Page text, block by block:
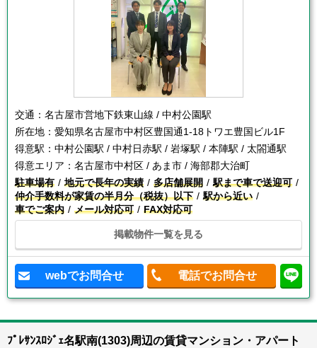
交通： 名古屋市営地下鉄東山線 / 中村公園駅
所在地： 愛知県名古屋市中村区豊国通1-18トワエ豊国ビル1F
得意駅： 中村公園駅 / 中村日赤駅 / 岩塚駅 / 本陣駅 / 太閤通駅
得意エリア： 名古屋市中村区 / あま市 / 海部郡大治町
駐車場有
地元で長年の実績 多店舗展開
駅まで車で送迎可
仲介手数料が家賃の半月分（税抜）以下
駅から近い
車でご案内
メール対応可 FAX対応可
掲載物件一覧を見る
webでお問合せ 電話でお問合せ
ﾌﾟﾚｻﾝｽﾛｼﾞｪ名駅南(1303)周辺の賃貸マンション・アパート